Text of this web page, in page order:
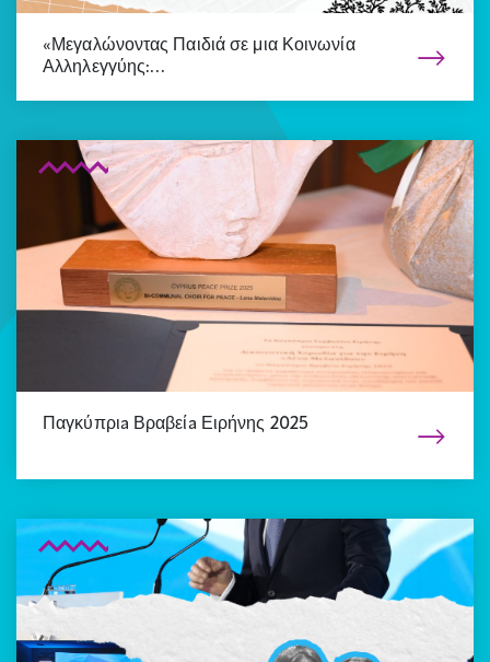
«Μεγαλώνοντας Παιδιά σε μια Κοινωνία
Αλληλεγγύης:…
Παγκύπριa Βραβείa Ειρήνης 2025